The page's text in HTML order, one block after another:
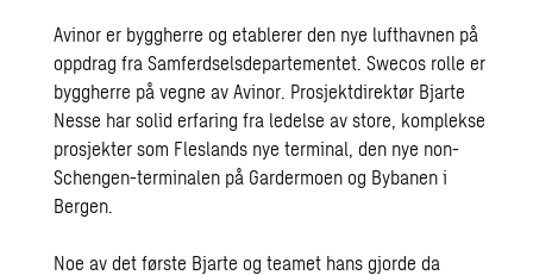
Avinor er byggherre og etablerer den nye lufthavnen på
oppdrag fra Samferdselsdepartementet. Swecos rolle er
byggherre på vegne av Avinor. Prosjektdirektør Bjarte
Nesse har solid erfaring fra ledelse av store, komplekse
prosjekter som Fleslands nye terminal, den nye non-
Schengen-terminalen på Gardermoen og Bybanen i
Bergen.
Noe av det første Bjarte og teamet hans gjorde da